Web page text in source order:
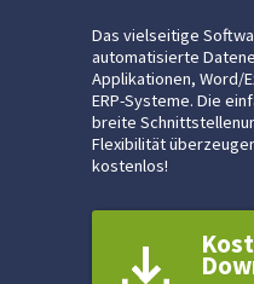
Das vielseitige
automatisierte
Applikationen, Word/
ERP-Systeme. Die
breite
Flexibilität
kostenlos!